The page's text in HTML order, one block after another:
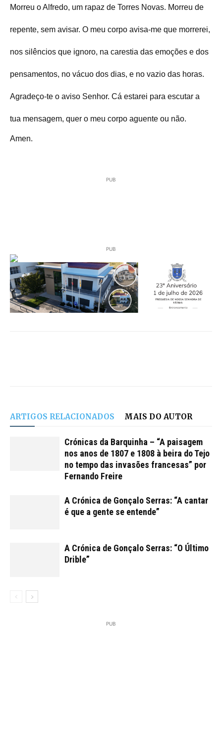
Morreu o Alfredo, um rapaz de Torres Novas. Morreu de
repente, sem avisar. O meu corpo avisa-me que morrerei,
nos silêncios que ignoro, na carestia das emoções e dos
pensamentos, no vácuo dos dias, e no vazio das horas.
Agradeço-te o aviso Senhor. Cá estarei para escutar a
tua mensagem, quer o meu corpo aguente ou não.
Amen.
PUB
PUB
ARTIGOS RELACIONADOS MAIS DO AUTOR
Crónicas da Barquinha – “A paisagem
nos anos de 1807 e 1808 à beira do Tejo
no tempo das invasões francesas” por
Fernando Freire
A Crónica de Gonçalo Serras: “A cantar
é que a gente se entende”
A Crónica de Gonçalo Serras: “O Último
Drible”
PUB